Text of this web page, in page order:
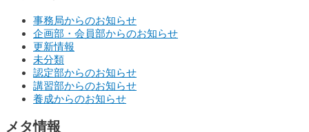
事務局からのお知らせ
企画部・会員部からのお知らせ
更新情報
未分類
認定部からのお知らせ
講習部からのお知らせ
養成からのお知らせ
メタ情報